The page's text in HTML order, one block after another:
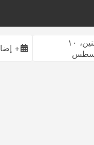
الاثنين، ١٠
+